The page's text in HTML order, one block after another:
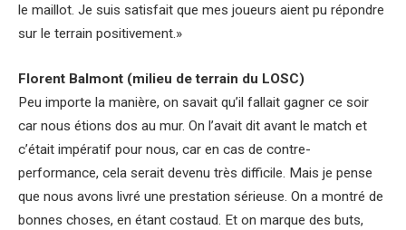
le maillot. Je suis satisfait que mes joueurs aient pu répondre
sur le terrain positivement.»
Florent Balmont (milieu de terrain du LOSC)
Peu importe la manière, on savait qu’il fallait gagner ce soir
car nous étions dos au mur. On l’avait dit avant le match et
c’était impératif pour nous, car en cas de contre-
performance, cela serait devenu très difficile. Mais je pense
que nous avons livré une prestation sérieuse. On a montré de
bonnes choses, en étant costaud. Et on marque des buts,